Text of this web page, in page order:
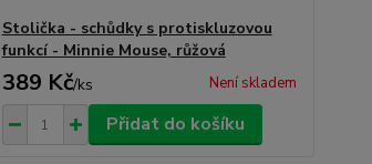
Stolička - schůdky s protiskluzovou
funkcí - Minnie Mouse, růžová
389 Kč/ks Není skladem
Přidat do košíku